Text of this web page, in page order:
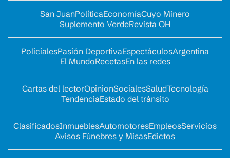
San JuanPolíticaEconomíaCuyo Minero
Suplemento VerdeRevista OH
PolicialesPasión DeportivaEspectáculosArgentina
El MundoRecetasEn las redes
Cartas del lectorOpinionSocialesSaludTecnología
TendenciaEstado del tránsito
ClasificadosInmueblesAutomotoresEmpleosServicios
Avisos Fúnebres y MisasEdictos